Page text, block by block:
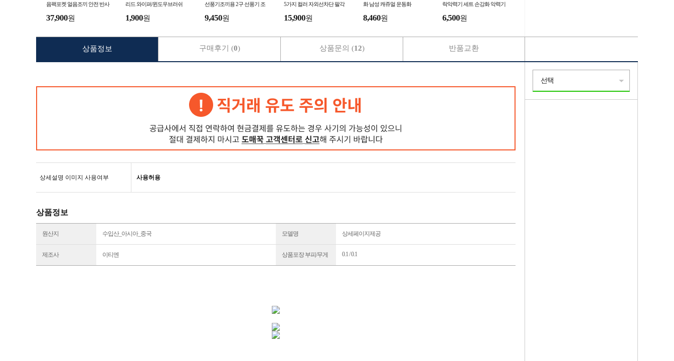
음팩포켓 얼음조끼 안전 반사
야외작업 현장 작업
37,900원
리드 와이퍼/윈도우브러쉬
1,900원
선풍기조끼용 2구 선풍기 조
9,450원
5가지 컬러 자외선차단 팔각
커피숍 카페 파
15,900원
화 남성 캐쥬얼 운동화
8,460원
락악력기 세트 손강화 악력기
동
6,500원
상세설명 이미지 사용여부 사용허용
상품정보
원산지 수입산_아시아_중국 모델명 상세페이지제공
제조사 이티엔 상품포장 부피/무게 0.1 / 0.1
상품정보 구매후기 (0) 상품문의 (12) 반품교환
선택